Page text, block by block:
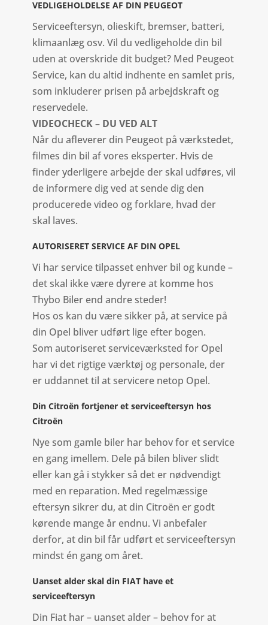
VEDLIGEHOLDELSE AF DIN PEUGEOT
Serviceeftersyn, olieskift, bremser, batteri,
klimaanlæg osv. Vil du vedligeholde din bil
uden at overskride dit budget? Med Peugeot
Service, kan du altid indhente en samlet pris,
som inkluderer prisen på arbejdskraft og
reservedele.
VIDEOCHECK – DU VED ALT
Når du afleverer din Peugeot på værkstedet,
filmes din bil af vores eksperter. Hvis de
finder yderligere arbejde der skal udføres, vil
de informere dig ved at sende dig den
producerede video og forklare, hvad der
skal laves.
AUTORISERET SERVICE AF DIN OPEL
Vi har service tilpasset enhver bil og kunde –
det skal ikke være dyrere at komme hos
Thybo Biler end andre steder!
Hos os kan du være sikker på, at service på
din Opel bliver udført lige efter bogen.
Som autoriseret serviceværksted for Opel
har vi det rigtige værktøj og personale, der
er uddannet til at servicere netop Opel.
Din Citroën fortjener et serviceeftersyn hos
Citroën
Nye som gamle biler har behov for et service
en gang imellem. Dele på bilen bliver slidt
eller kan gå i stykker så det er nødvendigt
med en reparation. Med regelmæssige
eftersyn sikrer du, at din Citroën er godt
kørende mange år endnu. Vi anbefaler
derfor, at din bil får udført et serviceeftersyn
mindst én gang om året.
Uanset alder skal din FIAT have et
serviceeftersyn
Din Fiat har – uanset alder – behov for at